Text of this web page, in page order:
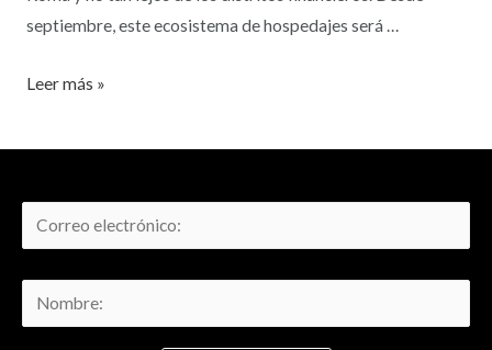
septiembre, este ecosistema de hospedajes será …
Leer más »